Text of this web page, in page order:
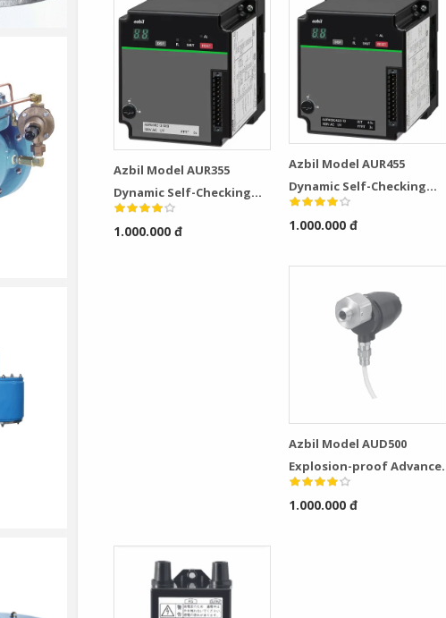
Azbil Model AUR355
Dynamic Self-Checking
Burner Controller
1.000.000 đ
Azbil Model AUR455
Dynamic Self-Checking
Burner Controller
1.000.000 đ
Azbil Model AUD500
Explosion-proof
Ultraviolet Flame Detector
1.000.000 đ